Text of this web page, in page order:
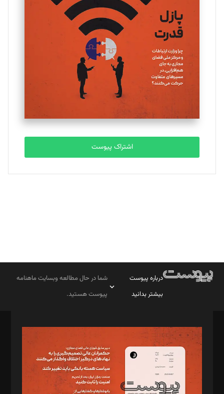
یسنا امان‌پور
تحریریه
ملینا جعفری
تحریریه
مصطفی مسجدی آرانی
تحریریه
بابک نقاش
تحریریه
اشتراک پیوست
درباره پیوست
بیشتر بدانید
شما در حال مطالعه وبسایت ماهنامه
پیوست هستید.
مدیر مسئول: محمدباقر اثنی‌عشری
سردبیر: مهرک محمودی
دبیر تحریریه: میثم قاسمی
د‌بیر ناداستان: سمانه سمیع
د‌بیر خدمت و تجارت: ابوالفضل رجبی